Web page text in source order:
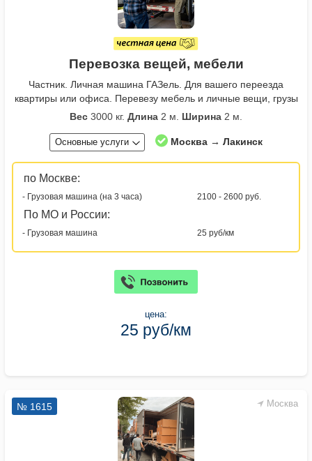
Перевозка вещей, мебели
Частник. Личная машина ГАЗель. Для вашего переезда
квартиры или офиса. Перевезу мебель и личные вещи, грузы
Вес 3000 кг. Длина 2 м. Ширина 2 м.
Основные услуги Москва → Лакинск
по Москве:
- Грузовая машина (на 3 часа) 2100 - 2600 руб.
По МО и России:
- Грузовая машина 25 руб/км
цена:
25 руб/км
Москва
№ 1615